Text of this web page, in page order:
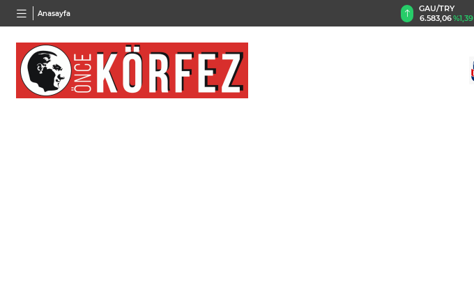
Anasayfa
TND
16,2351%-0,04
GAU/TRY
6.583,06%1,39